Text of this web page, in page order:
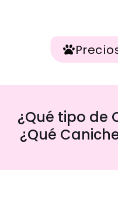
¿Qué tipo de
¿Qué